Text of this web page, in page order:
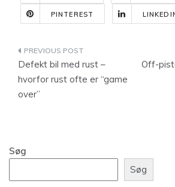
PINTEREST
Indlægsnavigation
Defekt bil med rust –
hvorfor rust ofte er “game
over”
Off-
Søg
Søg